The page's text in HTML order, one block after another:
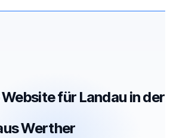
für Landau in der
Werther